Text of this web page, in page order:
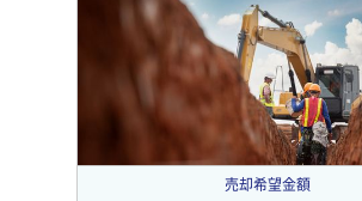
売却希望金額